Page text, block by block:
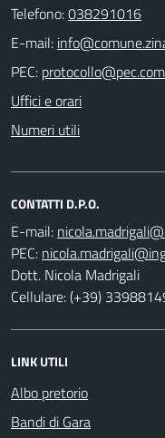
Telefono:038291016
E-mail:
PEC:
Uffici e orari
Numeri utili
CONTATTI D.P.O.
E-mail:
PEC:
Dott. Nicola Madrigali
Cellulare: (+39)
LINK UTILI
Albo pretorio
Bandi di Gara